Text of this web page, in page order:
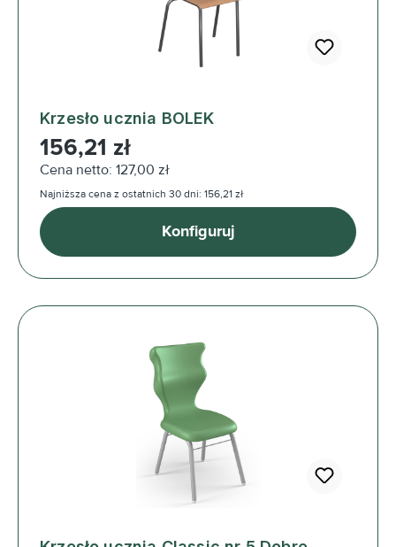
Krzesło ucznia BOLEK
Cena regularna:
156,21 zł
Cena netto: 127,00 zł
Najniższa cena z ostatnich 30 dni: 156,21 zł
Konfiguruj